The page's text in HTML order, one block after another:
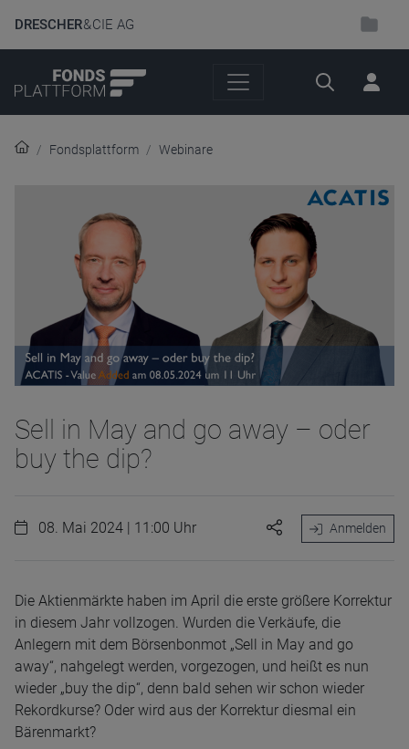
DRESCHER& CIE AG
Suche
Fondsplattform Webinare
Sell in May and go away – oder
buy the dip?
08. Mai 2024 | 11:00 Uhr Anmelden
Die Aktienmärkte haben im April die erste größere Korrektur
in diesem Jahr vollzogen. Wurden die Verkäufe, die
Anlegern mit dem Börsenbonmot „Sell in May and go
away“, nahgelegt werden, vorgezogen, und heißt es nun
wieder „buy the dip“, denn bald sehen wir schon wieder
Rekordkurse? Oder wird aus der Korrektur diesmal ein
Bärenmarkt?